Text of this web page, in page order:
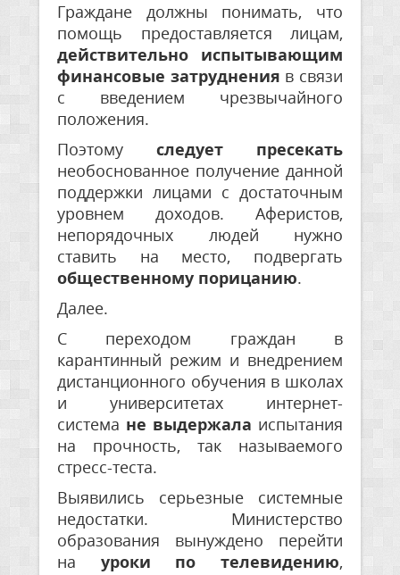
Граждане должны понимать, что
помощь предоставляется лицам,
действительно испытывающим
финансовые затруднения в связи
с введением чрезвычайного
положения.
Поэтому следует пресекать
необоснованное получение данной
поддержки лицами с достаточным
уровнем доходов. Аферистов,
непорядочных людей нужно
ставить на место, подвергать
общественному порицанию.
Далее.
С переходом граждан в
карантинный режим и внедрением
дистанционного обучения в школах
и университетах интернет-
система не выдержала испытания
на прочность, так называемого
стресс-теста.
Выявились серьезные системные
недостатки. Министерство
образования вынуждено перейти
на уроки по телевидению,